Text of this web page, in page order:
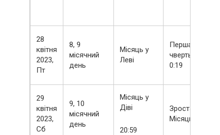
28
квітня
2023,
Пт
8, 9
місячний
день
Місяць у
Леві
Перша
чверть
0:19
29
квітня
2023,
Сб
9, 10
місячний
день
Місяць у
Діві
20:59
Зростаючий
Місяць